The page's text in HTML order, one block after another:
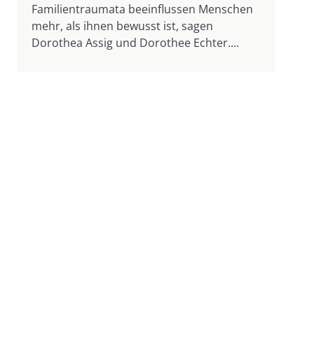
Familientraumata beeinflussen Menschen
mehr, als ihnen bewusst ist, sagen
Dorothea Assig und Dorothee Echter....